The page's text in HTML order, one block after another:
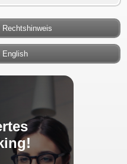
Rechtshinweis
English